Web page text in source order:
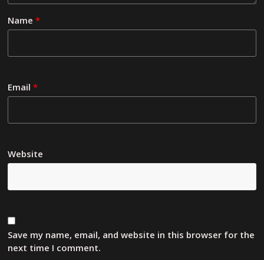
Name*
Email*
Website
Save my name, email, and website in this browser for the
next time I comment.